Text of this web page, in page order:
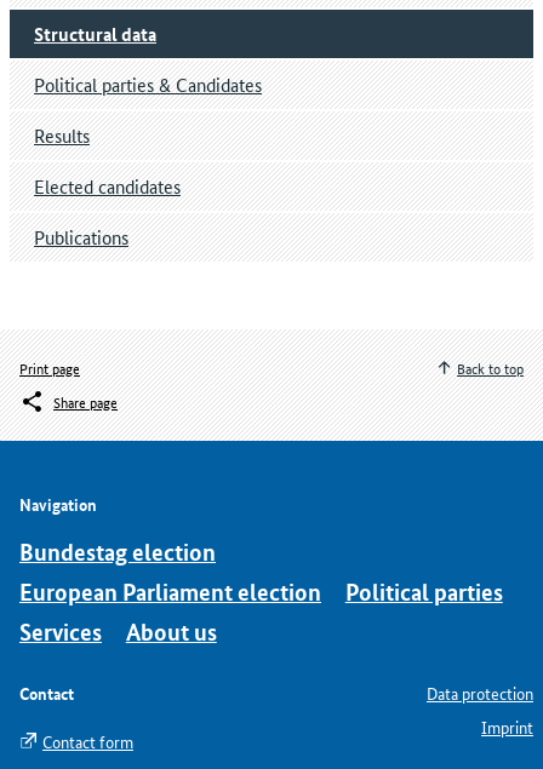
Structural data
Political parties & Candidates
Results
Elected candidates
Publications
Print page
Share page
Back to top
Navigation
Bundestag election
European Parliament election
Political parties
Services
About us
Contact
Contact form
Data protection
Imprint